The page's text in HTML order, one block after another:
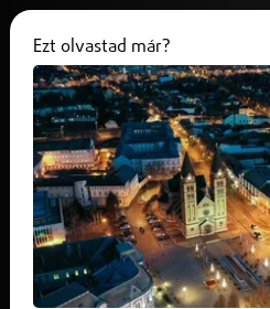
Ismét
úgynevezett
Hajdú-Biharban
2026. május 25.Debrecen Helyi
Ezt olvastad már?